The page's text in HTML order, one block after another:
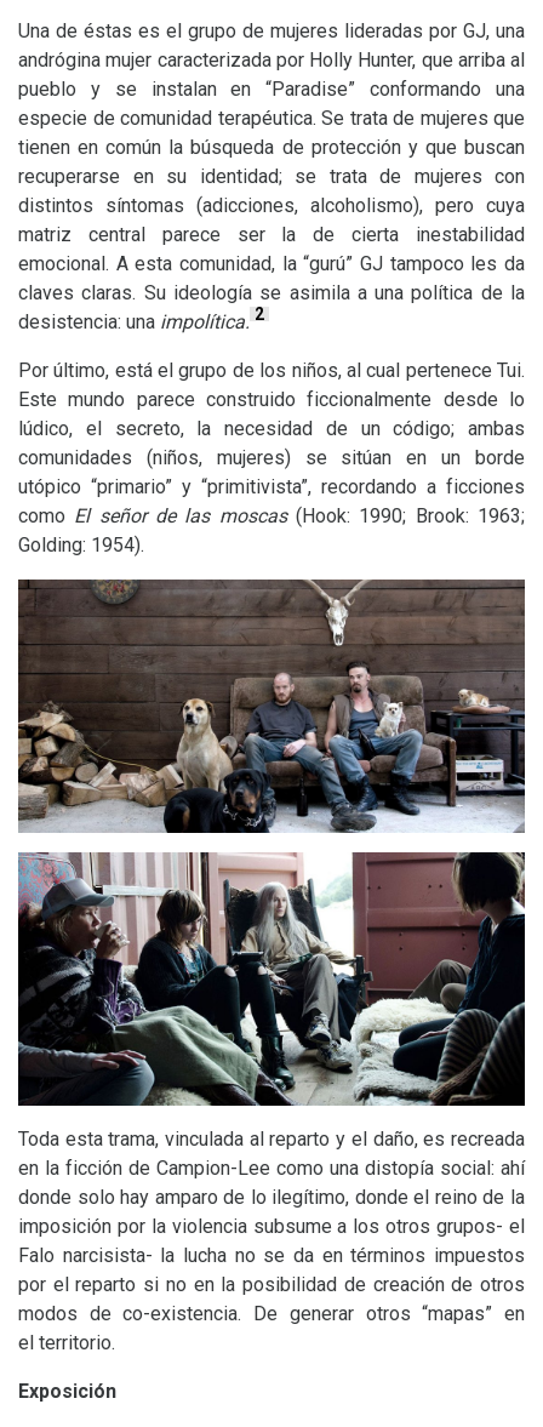
Una de éstas es el grupo de mujeres lideradas por GJ, una
andrógina mujer caracterizada por Holly Hunter, que arriba al
pueblo y se instalan en “Paradise” conformando una
especie de comunidad terapéutica. Se trata de mujeres que
tienen en común la búsqueda de protección y que buscan
recuperarse en su identidad; se trata de mujeres con
distintos síntomas (adicciones, alcoholismo), pero cuya
matriz central parece ser la de cierta inestabilidad
emocional. A esta comunidad, la “gurú” GJ tampoco les da
claves claras. Su ideología se asimila a una política de la
desistencia: una impolítica. 2
Por último, está el grupo de los niños, al cual pertenece Tui.
Este mundo parece construido ficcionalmente desde lo
lúdico, el secreto, la necesidad de un código; ambas
comunidades (niños, mujeres) se sitúan en un borde
utópico “primario” y “primitivista”, recordando a ficciones
como El señor de las moscas(Hook: 1990; Brook: 1963;
Golding: 1954).
Toda esta trama, vinculada al reparto y el daño, es recreada
en la ficción de Campion-Lee como una distopía social: ahí
donde solo hay amparo de lo ilegítimo, donde el reino de la
imposición por la violencia subsume a los otros grupos- el
Falo narcisista- la lucha no se da en términos impuestos
por el reparto si no en la posibilidad de creación de otros
modos de co-existencia. De generar otros “mapas” en
el territorio.
Exposición